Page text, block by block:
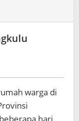
warga di